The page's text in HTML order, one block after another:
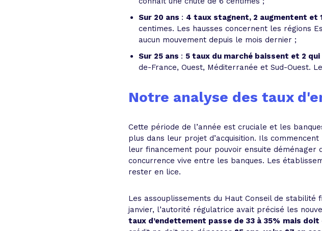
Sur 20 ans : 4 taux stagnent, 2 augmentent et
centimes. Les hausses concernent les régions
aucun mouvement depuis le mois dernier ;
Sur 25 ans : 5 taux du marché baissent et 2
de-France, Ouest, Méditerranée et Sud-Ouest.
Notre analyse des taux
Cette période de l’année est cruciale et les
plus dans leur projet d’acquisition. Ils
leur financement pour pouvoir ensuite déménager
concurrence vive entre les banques. Les
rester en lice.
Les assouplissements du Haut Conseil de
janvier, l’autorité régulatrice avait précisé les
taux d’endettement passe de 33 à 35% mais doit